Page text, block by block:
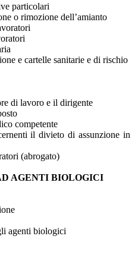
particolari
o rimozione dell’amianto
e cartelle sanitarie e di rischio
di lavoro e il dirigente
competente
il divieto di assunzione in
(abrogato)
AGENTI BIOLOGICI
agenti biologici